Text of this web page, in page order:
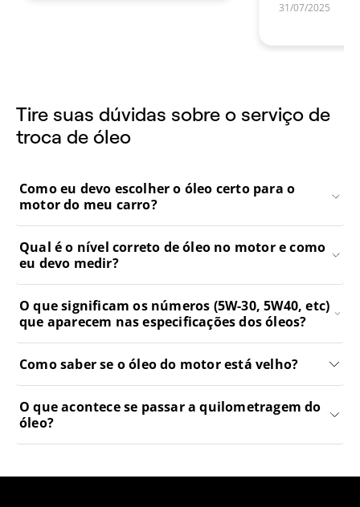
31/07/2025
Tire suas dúvidas sobre o serviço de
troca de óleo
Como eu devo escolher o óleo certo para o
motor do meu carro?
Qual é o nível correto de óleo no motor e como
eu devo medir?
O que significam os números (5W-30, 5W40, etc)
que aparecem nas especificações dos óleos?
Como saber se o óleo do motor está velho?
O que acontece se passar a quilometragem do
óleo?